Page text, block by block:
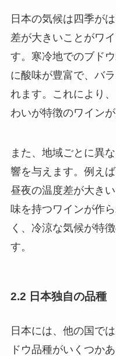
日本の気候は四季が
差が大きいことがワ
す。寒冷地でのブド
に酸味が豊富で、バ
れます。これにより
わいが特徴のワインが
また、地域ごとに異
響を与えます。例え
昼夜の温度差が大き
味を持つワインが作
く、冷涼な気候が特
す。
2.2 日本独自の品種
日本には、他の国で
ドウ品種がいくつか